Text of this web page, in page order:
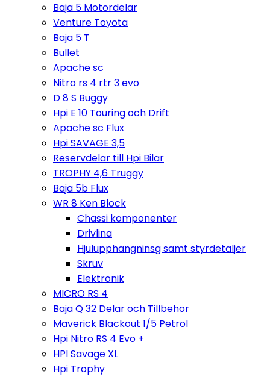
Baja 5 Motordelar
Venture Toyota
Baja 5 T
Bullet
Apache sc
Nitro rs 4 rtr 3 evo
D 8 S Buggy
Hpi E 10 Touring och Drift
Apache sc Flux
Hpi SAVAGE 3,5
Reservdelar till Hpi Bilar
TROPHY 4,6 Truggy
Baja 5b Flux
WR 8 Ken Block
Chassi komponenter
Drivlina
Hjulupphängninsg samt styrdetaljer
Skruv
Elektronik
MICRO RS 4
Baja Q 32 Delar och Tillbehör
Maverick Blackout 1/5 Petrol
Hpi Nitro RS 4 Evo +
HPI Savage XL
Hpi Trophy